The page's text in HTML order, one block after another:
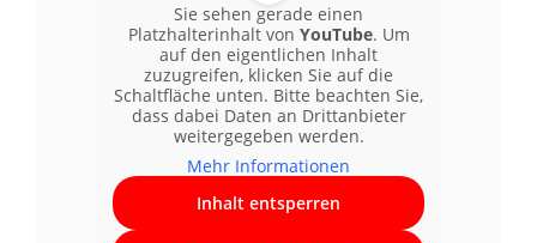
Sie sehen gerade einen
Platzhalterinhalt von YouTube. Um
auf den eigentlichen Inhalt
zuzugreifen, klicken Sie auf die
Schaltfläche unten. Bitte beachten Sie,
dass dabei Daten an Drittanbieter
weitergegeben werden.
Mehr Informationen
Inhalt entsperren